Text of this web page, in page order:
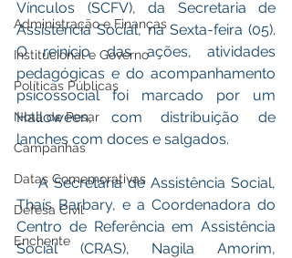
Administração e Finanças
Institucional e Governo
Políticas Públicas
Nota de Pesar
Campanhas
Datas Comemorativas
Defesa Civil
Enchente
Vínculos (SCFV), da Secretaria de
Assistência Social, na Sexta-feira (05).
O reinício das ações, atividades
pedagógicas e do acompanhamento
psicossocial foi marcado por um
Halloween, com distribuição de
lanches com doces e salgados.
    A Secretária de Assistência Social,
Thaís Barbary, e a Coordenadora do
Centro de Referência em Assistência
Social (CRAS), Nagila Amorim,